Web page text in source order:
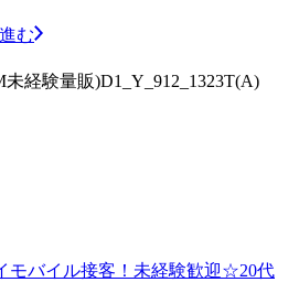
む
経験量販)D1_Y_912_1323T(A)
モバイル接客！未経験歓迎☆20代